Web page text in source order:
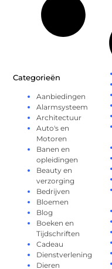
Categorieën
Aanbiedingen
Alarmsysteem
Architectuur
Auto's en
Motoren
Banen en
opleidingen
Beauty en
verzorging
Bedrijven
Bloemen
Blog
Boeken en
Tijdschriften
Cadeau
Dienstverlening
Dieren